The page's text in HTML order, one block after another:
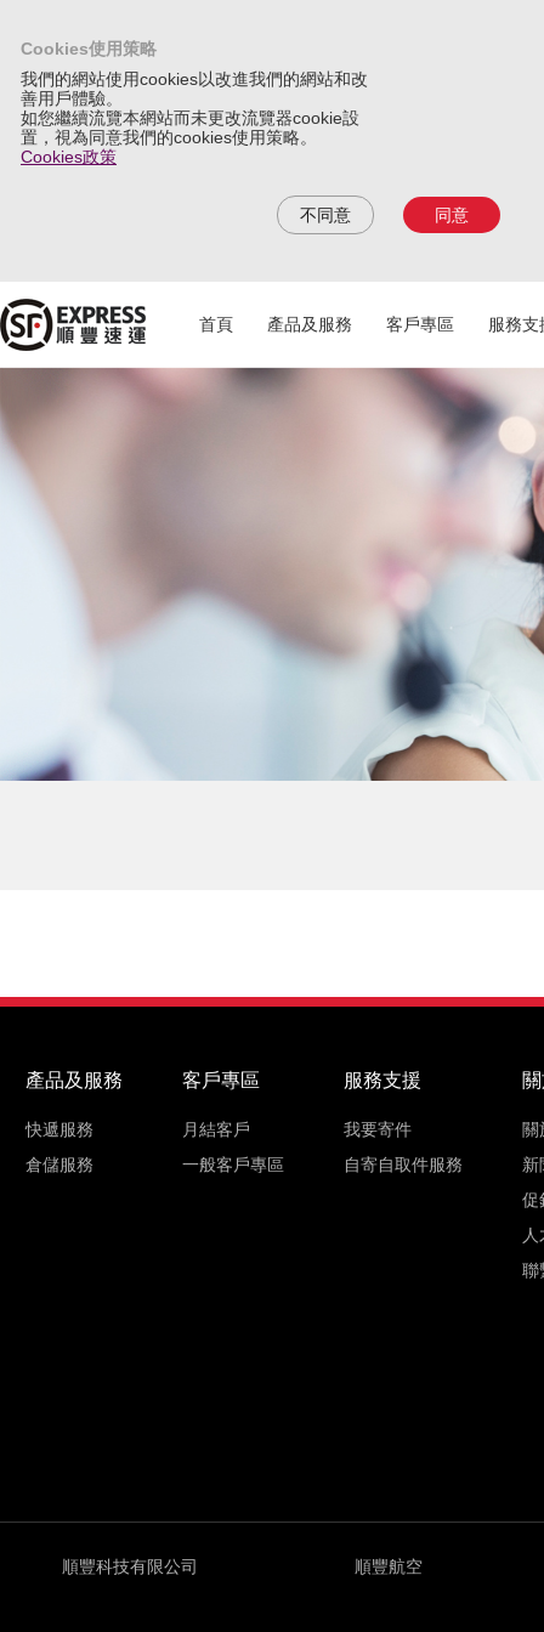
Cookies使用策略
我們的網站使用cookies以改進我們的網站和改
善用戶體驗。
如您繼續流覽本網站而未更改流覽器cookie設
置，視為同意我們的cookies使用策略。
Cookies政策
不同意 同意
首頁 產品及服務 客戶專區 服務支
產品及服務
快遞服務
倉儲服務
客戶專區
月結客戶
一般客戶專區
服務支援
我要寄件
自寄自取件服務
關
新
促
聯
順豐科技有限公司 順豐航空